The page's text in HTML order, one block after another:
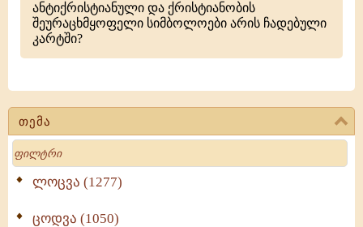
თემა
Search
ლოცვა (1277)
ცოდვა (1050)
ანტიქრისტიანული და ქრისტიანობის
შეურაცხმყოფელი სიმბოლოები არის ჩადებული
კარტში?